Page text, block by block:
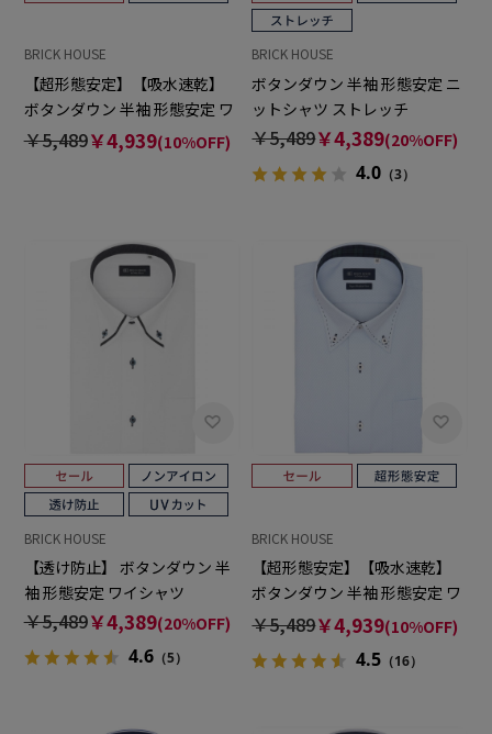
BRICK HOUSE
【超形態安定】【吸水速乾】
ボタンダウン 半袖 形態安定 ワ
イシャツ
￥5,489￥4,939(10%OFF)
BRICK HOUSE
ボタンダウン 半袖 形態安定 ニ
ットシャツ ストレッチ
￥5,489￥4,389(20%OFF)
4.0 （3）
BRICK HOUSE
【透け防止】 ボタンダウン 半
袖 形態安定 ワイシャツ
￥5,489￥4,389(20%OFF)
4.6（5）
BRICK HOUSE
【超形態安定】【吸水速乾】
ボタンダウン 半袖 形態安定 ワ
イシャツ
￥5,489￥4,939(10%OFF)
4.5 （16）